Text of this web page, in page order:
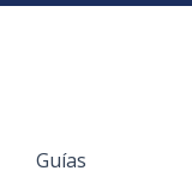
Guías